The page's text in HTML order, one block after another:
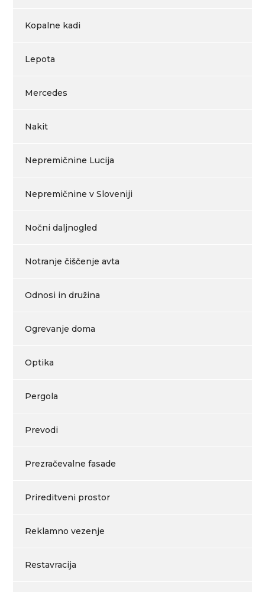
Kopalne kadi
Lepota
Mercedes
Nakit
Nepremičnine Lucija
Nepremičnine v Sloveniji
Nočni daljnogled
Notranje čiščenje avta
Odnosi in družina
Ogrevanje doma
Optika
Pergola
Prevodi
Prezračevalne fasade
Prireditveni prostor
Reklamno vezenje
Restavracija